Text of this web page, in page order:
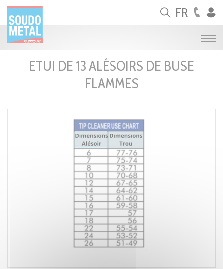
FR
ETUI DE 13 ALÉSOIRS DE BUSE
FLAMMES
Panneau de gestion des cookies